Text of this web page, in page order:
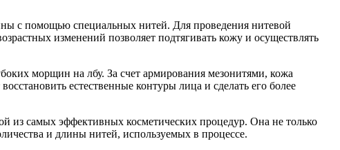
с помощью специальных нитей. Для проведения нитевой
изменений позволяет подтягивать кожу и осуществлять
морщин на лбу. За счет армирования мезонитями, кожа
естественные контуры лица и сделать его более
из самых эффективных косметических процедур. Она не только
и длины нитей, используемых в процессе.